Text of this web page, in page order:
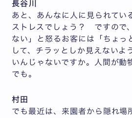
長谷川
あと、あんなに人に見られてい
ストレスでしょう？ ですので
ない」と怒るお客には「ちょっ
して、チラッとしか見えないよ
いんじゃないですか。人間が動
でも。
村田
でも最近は、来園者から隠れ場